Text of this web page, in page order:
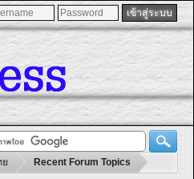
ย Recent Forum Topics